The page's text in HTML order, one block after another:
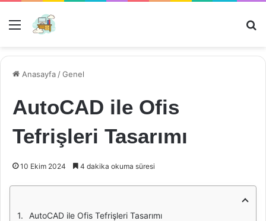
Menü
Anasayfa /Genel
AutoCAD ile Ofis
Tefrişleri Tasarımı
10 Ekim 2024 4 dakika okuma süresi
AutoCAD ile Ofis Tefrişleri Tasarımı